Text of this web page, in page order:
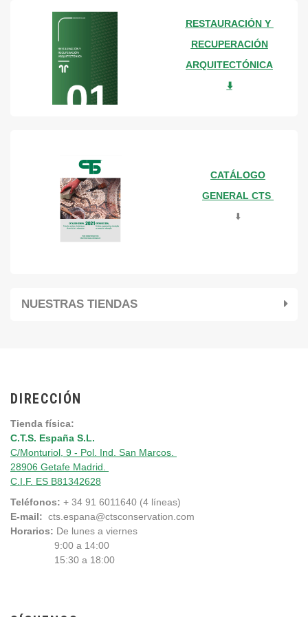
RESTAURACIÓN Y
RECUPERACIÓN
ARQUITECTÓNICA
⬇️
CATÁLOGO
GENERAL CTS
⬇️
NUESTRAS TIENDAS
DIRECCIÓN
Tienda física:
C.T.S. España S.L.
C/Monturiol, 9 - Pol. Ind. San Marcos.
28906 Getafe Madrid.
C.I.F. ES B81342628
Teléfonos: + 34 91 6011640 (4 líneas)
E-mail: cts.espana@ctsconservation.com
Horarios: De lunes a viernes
9:00 a 14:00
15:30 a 18:00